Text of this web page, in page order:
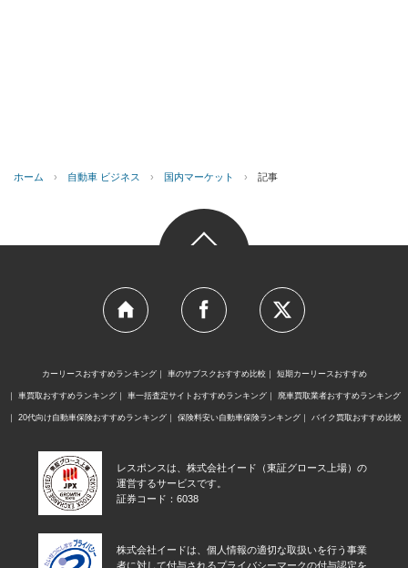
ホーム › 自動車 ビジネス › 国内マーケット › 記事
カーリースおすすめランキング 車のサブスクおすすめ比較 短期カーリースおすすめ
車買取おすすめランキング 車一括査定サイトおすすめランキング 廃車買取業者おすすめランキング
20代向け自動車保険おすすめランキング 保険料安い自動車保険ランキング バイク買取おすすめ比較
レスポンスは、株式会社イード（東証グロース上場）の
運営するサービスです。
証券コード：6038
株式会社イードは、個人情報の適切な取扱いを行う事業
者に対して付与されるプライバシーマークの付与認定を